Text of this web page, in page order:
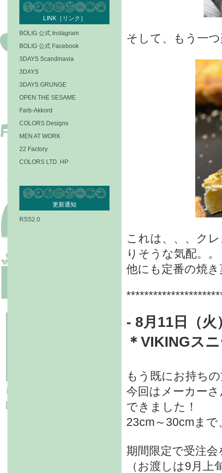
そして、もう一
これは、、、 ク
りそうな気配。。
他にも定番の焼
- 8月11日（火
＊ VIKINGス
もう既にお持ち
今回はメーカー
できました！
23cm～30cmま
期間限定で受注
（お渡しは9月
LINK［リンク］
BOLIG 公式 Instagram
BOLIG 公式 Facebook
3DAYS Scandinavia
3DAYS
3DAYS GRUNGE
OPEN THE SESAME
Farb-Akkord
COLORS Designs
MEN AT WORK
22 Factory
COLORS LTD. HP
更新通知
RSS2.0